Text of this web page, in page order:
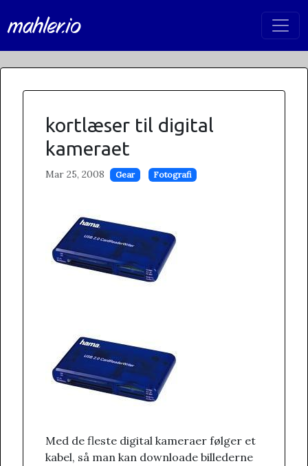
mahler.io
kortlæser til digital
kameraet
Mar 25, 2008 Gear Fotografi
Med de fleste digital kameraer følger et
kabel, så man kan downloade billederne